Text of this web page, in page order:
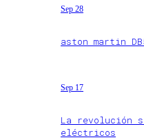
Sep 28
aston martin
Sep 17
La revolución
eléctricos